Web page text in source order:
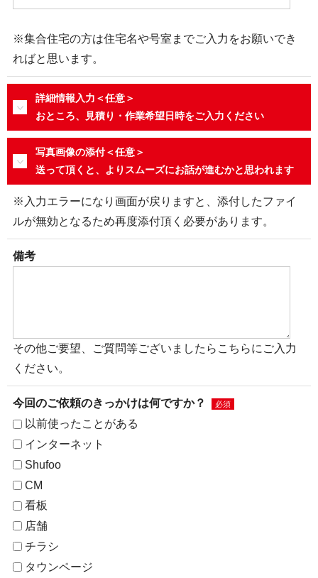
※集合住宅の方は住宅名や号室までご入力をお願いでき
ればと思います。
詳細情報入力＜任意＞
おところ、見積り・作業希望日時をご入力ください
写真画像の添付＜任意＞
送って頂くと、よりスムーズにお話が進むかと思われます
※入力エラーになり画面が戻りますと、添付したファイ
ルが無効となるため再度添付頂く必要があります。
備考
その他ご要望、ご質問等ございましたらこちらにご入力
ください。
今回のご依頼のきっかけは何ですか？ 必須
以前使ったことがある
インターネット
Shufoo
CM
看板
店舗
チラシ
タウンページ